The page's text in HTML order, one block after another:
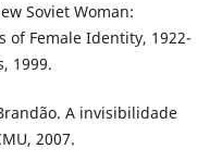
Soviet Woman:
of Female Identity, 1922-
1999.
A invisibilidade
2007.